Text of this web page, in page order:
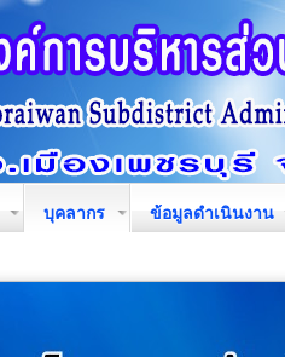
บุคลากร ข้อมูลดำเนินงาน